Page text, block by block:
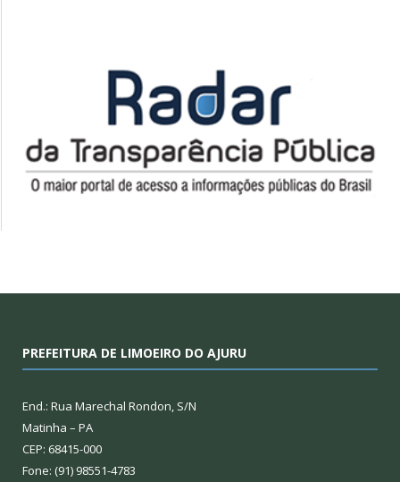
PREFEITURA DE LIMOEIRO DO AJURU
End.: Rua Marechal Rondon, S/N
Matinha – PA
CEP: 68415-000
Fone: (91) 98551-4783